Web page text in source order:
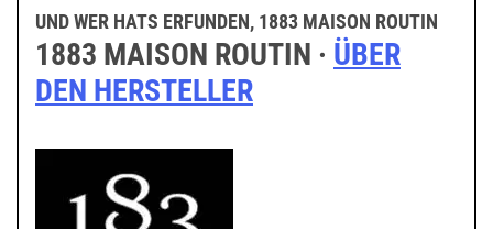
UND WER HATS ERFUNDEN, 1883 MAISON ROUTIN
1883 MAISON ROUTIN · ÜBER
DEN HERSTELLER